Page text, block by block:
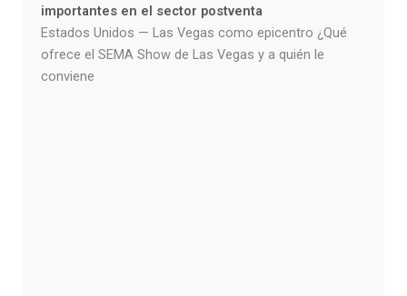
importantes en el sector postventa
Estados Unidos — Las Vegas como epicentro ¿Qué
ofrece el SEMA Show de Las Vegas y a quién le
conviene